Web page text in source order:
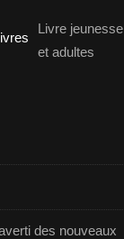
Livre jeunesse
et adultes
des nouveaux